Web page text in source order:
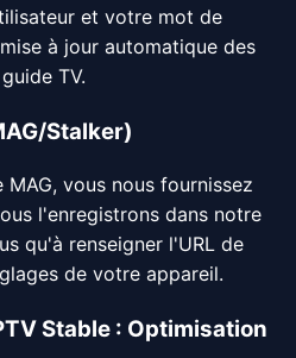
et votre mot de
à jour automatique des
TV.
Stalker)
vous nous fournissez
l'enregistrons dans notre
qu'à renseigner l'URL de
de votre appareil.
Stable : Optimisation